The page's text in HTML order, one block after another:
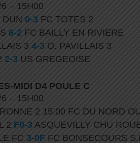
– 15H00
0-3 FC TOTES 2
6-2 FC BAILLY EN RIVIERE
3 4-3 O. PAVILLAIS 3
2-3 US GREGEOISE
MIDI D4 POULE C
– 15H00
2 15:00 FC DU NORD
2 F0-3 ASQUEVILLY CHU
FC 3-0F FC BONSECOURS